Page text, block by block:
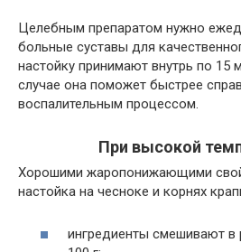
Целебным препаратом нужно
больные суставы для
настойку принимают внутрь по 15
случае она поможет быстрее
воспалительным процессом.
При высокой
Хорошими жаропонижающими
настойка на чесноке и корнях
ингредиенты смешивают в